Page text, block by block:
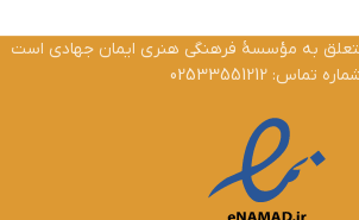
به مؤسسۀ فرهنگی هنری ایمان جهادی است
تماس: 02533551212